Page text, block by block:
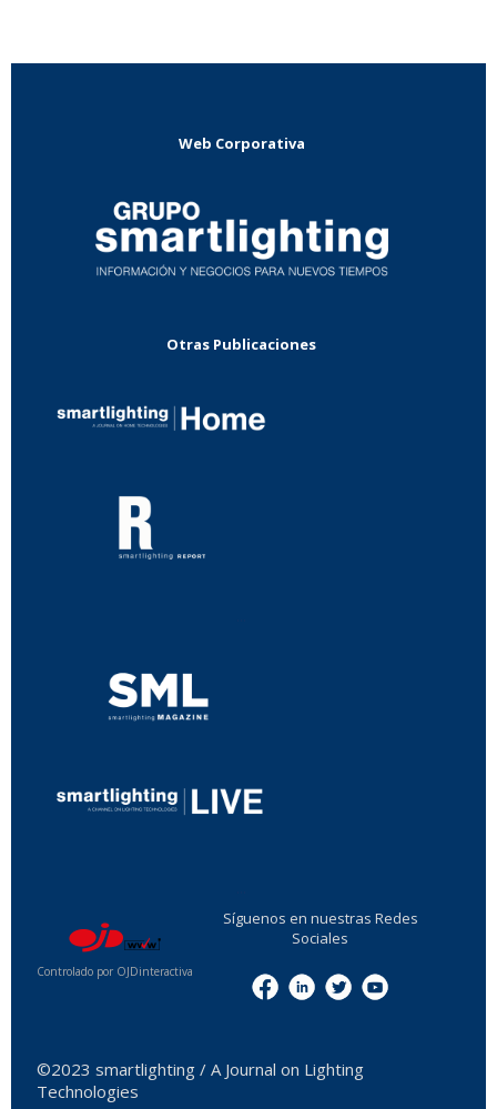
Web Corporativa
Otras Publicaciones
Controlado por OJDinteractiva
Síguenos en nuestras Redes
Sociales
©2023 smartlighting / A Journal on Lighting
Technologies